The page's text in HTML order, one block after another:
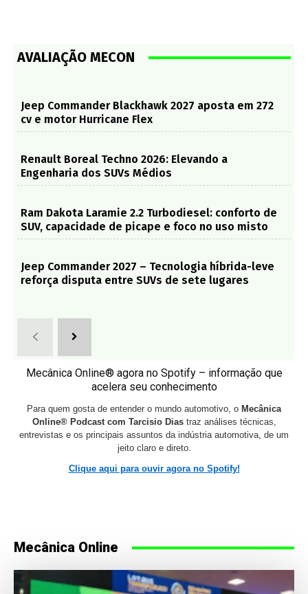
AVALIAÇÃO MECON
Jeep Commander Blackhawk 2027 aposta em 272
cv e motor Hurricane Flex
Renault Boreal Techno 2026: Elevando a
Engenharia dos SUVs Médios
Ram Dakota Laramie 2.2 Turbodiesel: conforto de
SUV, capacidade de picape e foco no uso misto
Jeep Commander 2027 – Tecnologia híbrida-leve
reforça disputa entre SUVs de sete lugares
Mecânica Online® agora no Spotify – informação que
acelera seu conhecimento
Para quem gosta de entender o mundo automotivo, o Mecânica
Online® Podcast com Tarcisio Diastraz análises técnicas,
entrevistas e os principais assuntos da indústria automotiva, de um
jeito claro e direto.
Clique aqui para ouvir agora no Spotify!
Mecânica Online